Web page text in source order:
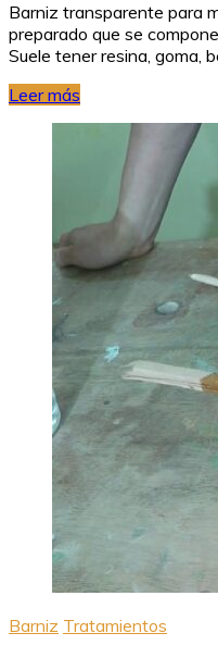
Barniz transparente para
preparado que se
Suele tener resina, goma,
Leer más
Barniz Tratamientos